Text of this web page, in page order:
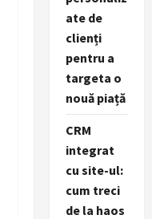
ate de
clienți
pentru a
targeta o
nouă piață
CRM
integrat
cu site-ul:
cum treci
de la haos